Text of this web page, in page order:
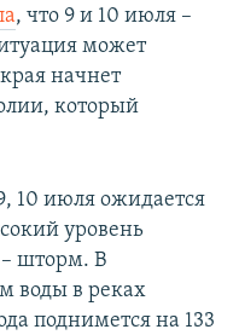
, что 9 и 10 июля –
может
начнет
который
10 июля ожидается
уровень
– шторм. В
воды в реках
поднимется на 133